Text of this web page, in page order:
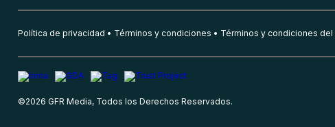
Política de privacidad Términos y condiciones Términos y condiciones
©2026 GFR Media, Todos los Derechos Reservados.